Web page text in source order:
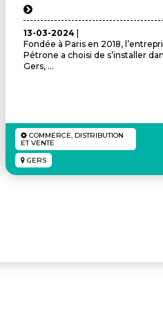
13-03-2024
Fondée à Paris en 2018,
Pétrone a choisi de s’installer
Gers, ...
COMMERCE, DISTRIBUTION
ET VENTE
GERS